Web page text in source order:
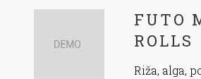
FUTO
ROLLS
Riža, alga,